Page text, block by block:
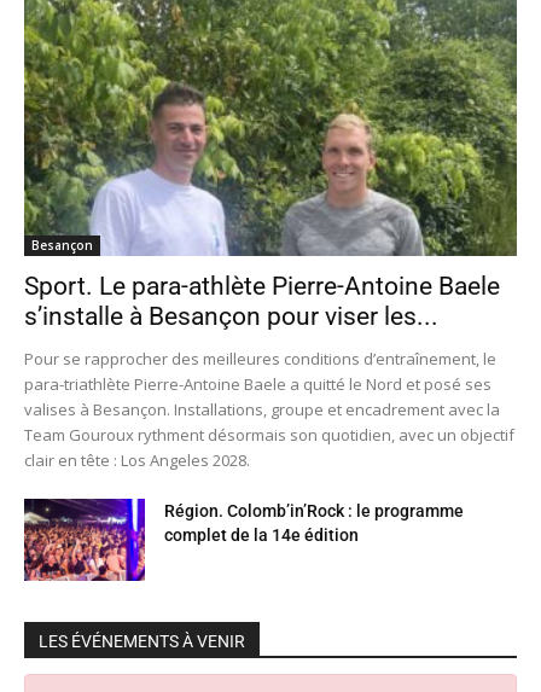
Besançon
Sport. Le para-athlète Pierre-Antoine Baele
s’installe à Besançon pour viser les...
Pour se rapprocher des meilleures conditions d’entraînement, le
para-triathlète Pierre-Antoine Baele a quitté le Nord et posé ses
valises à Besançon. Installations, groupe et encadrement avec la
Team Gouroux rythment désormais son quotidien, avec un objectif
clair en tête : Los Angeles 2028.
Région. Colomb’in’Rock : le programme
complet de la 14e édition
LES ÉVÉNEMENTS À VENIR